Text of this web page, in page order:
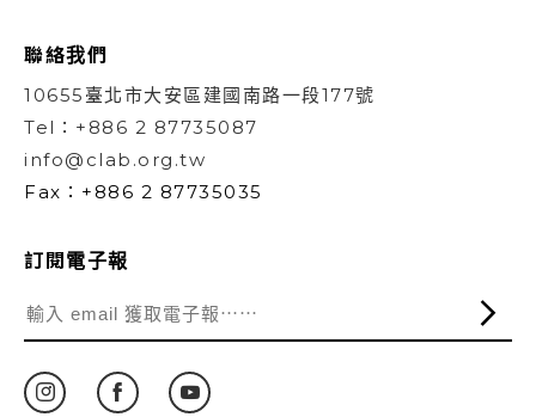
聯絡我們
10655臺北市大安區建國南路一段177號
Tel：+886 2 87735087
info@clab.org.tw
Fax：+886 2 87735035
訂閱電子報